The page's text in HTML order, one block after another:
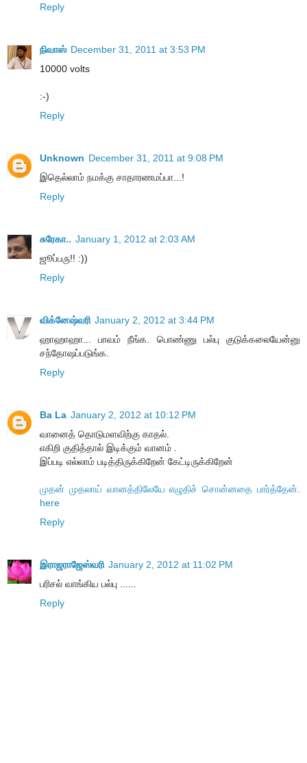
Reply
நிவாஸ் December 31, 2011 at 3:53 PM
10000 volts
:-)
Reply
Unknown December 31, 2011 at 9:08 PM
இதெல்லாம் நமக்கு சாதாரணமப்பா...!
Reply
சுரேகா.. January 1, 2012 at 2:03 AM
ஜூப்பரு!! :))
Reply
விக்னேஷ்வரி January 2, 2012 at 3:44 PM
ஹாஹாஹா... பாவம் நீங்க. பொண்ணு பல்பு குடுக்கலையேன்னு
சந்தோஷப்படுங்க.
Reply
Ba La January 2, 2012 at 10:12 PM
வானைத் தொடுமளவிற்கு காதல்.
எகிறி குதித்தால் இடிக்கும் வானம் .
இப்படி எல்லாம் படித்திருக்கிறேன் கேட்டிருக்கிறேன்
முதன் முதலாய் வானத்திலேயே எழுதிச் சொன்னதை பார்த்தேன்.
here
Reply
இராஜராஜேஸ்வரி January 2, 2012 at 11:02 PM
பரிசல் வாங்கிய பல்பு ......
Reply